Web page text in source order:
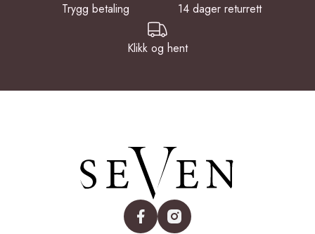
Trygg betaling 14 dager returrett
Klikk og hent
facebookinstagram